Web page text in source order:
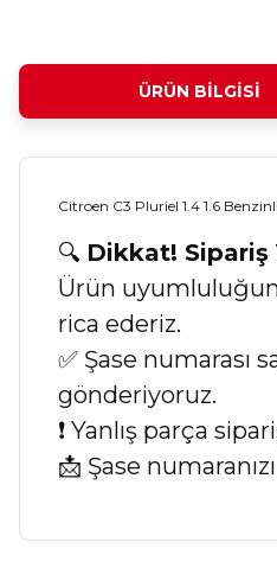
ÜRÜN BILGISI
Citroen C3 Pluriel 1.4 1.6
🔍 Dikkat! Sipariş
Ürün
rica ederiz.
✅ Şase numarası
gönderiyoruz.
❗ Yanlış parça
📩 Şase